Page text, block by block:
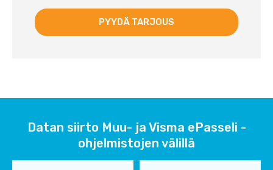
Datan siirto Muu- ja Visma ePasseli -
ohjelmistojen välillä